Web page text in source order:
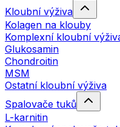
Kloubní výživa
Kolagen na klouby
Komplexní kloubní
Glukosamin
Chondroitin
MSM
Ostatní kloubní výživa
Spalovače tuků
L-karnitin